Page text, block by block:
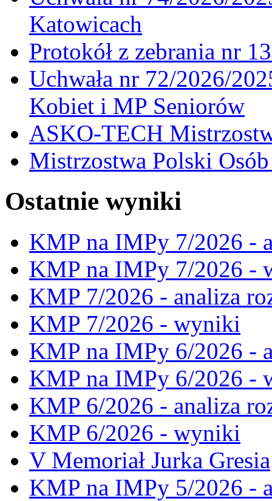
Katowicach
Protokół z zebrania nr
Uchwała nr 72/2026/
Kobiet i MP Seniorów
ASKO-TECH
Mistrzostwa Polski
Ostatnie wyniki
KMP na IMPy 7/2026 -
KMP na IMPy 7/2026 -
KMP 7/2026 - analiza
KMP 7/2026 - wyniki
KMP na IMPy 6/2026 -
KMP na IMPy 6/2026 -
KMP 6/2026 - analiza
KMP 6/2026 - wyniki
V Memoriał Jurka Gresia
KMP na IMPy 5/2026 -